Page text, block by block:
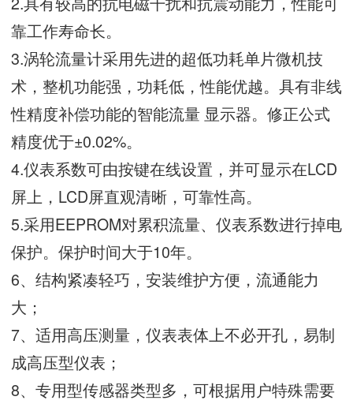
靠工作寿命长。
3.涡轮流量计采用先进的超低功耗单片微机技
术，整机功能强，功耗低，性能优越。具有非线
性精度补偿功能的智能流量 显示器。修正公式
精度优于±0.02%。
4.仪表系数可由按键在线设置，并可显示在LCD
屏上，LCD屏直观清晰，可靠性高。
5.采用EEPROM对累积流量、仪表系数进行掉电
保护。保护时间大于10年。
6、结构紧凑轻巧，安装维护方便，流通能力
大；
7、适用高压测量，仪表表体上不必开孔，易制
成高压型仪表；
8、专用型传感器类型多，可根据用户特殊需要